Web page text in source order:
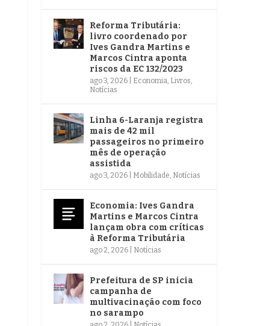
Reforma Tributária:
livro coordenado por
Ives Gandra Martins e
Marcos Cintra aponta
riscos da EC 132/2023
ago 3, 2026 Economia, Livros,
Notícias
Linha 6-Laranja registra
mais de 42 mil
passageiros no primeiro
mês de operação
assistida
ago 3, 2026 Mobilidade, Notícias
Economia: Ives Gandra
Martins e Marcos Cintra
lançam obra com críticas
à Reforma Tributária
ago 2, 2026 Notícias
Prefeitura de SP inicia
campanha de
multivacinação com foco
no sarampo